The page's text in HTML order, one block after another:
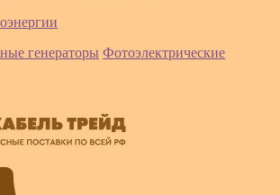
генераторы Фотоэлектрические